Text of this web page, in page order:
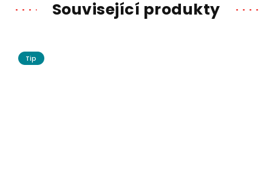
Související produkty
Tip